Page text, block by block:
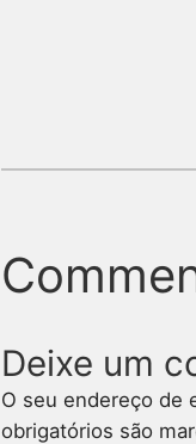
Deixe um
O seu endereço de
obrigatórios são